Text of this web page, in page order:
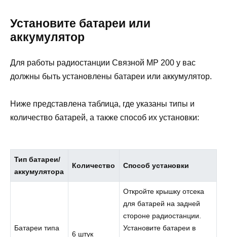
Установите батареи или
аккумулятор
Для работы радиостанции Связной МР 200 у вас
должны быть установлены батареи или аккумулятор.
Ниже представлена таблица, где указаны типы и
количество батарей, а также способ их установки:
Тип батареи/
аккумулятора
Количество Способ установки
Батареи типа
6 штук
Откройте крышку отсека
для батарей на задней
стороне радиостанции.
Установите батареи в